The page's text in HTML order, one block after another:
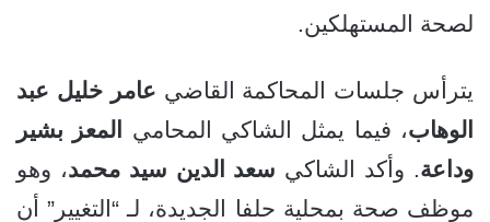
لصحة المستهلكين.
يترأس جلسات المحاكمة القاضي عامر خليل عبد
الوهاب، فيما يمثل الشاكي المحامي
المعز بشير
وداعة. وأكد الشاكي سعد الدين سيد محمد، وهو
موظف صحة بمحلية حلفا الجديدة، لـ “التغيير” أن